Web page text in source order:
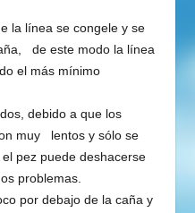
la línea se congele y se
de este modo la línea
el más mínimo
debido a que los
muy lentos y sólo se
pez puede deshacerse
problemas.
por debajo de la caña y